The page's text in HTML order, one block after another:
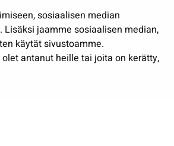
sosiaalisen median
jaamme sosiaalisen median,
käytät sivustoamme.
antanut heille tai joita on kerätty,
Näytä omat evästeasetukseni